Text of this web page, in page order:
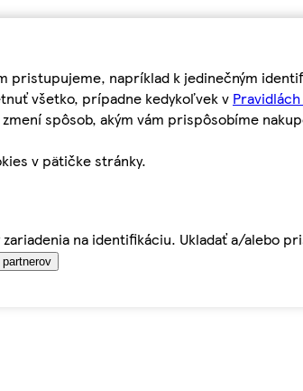
pristupujeme, napríklad k jedinečným
všetko, prípadne kedykoľvek v
spôsob, akým vám prispôsobíme
v pätičke stránky.
na identifikáciu. Ukladať a/alebo